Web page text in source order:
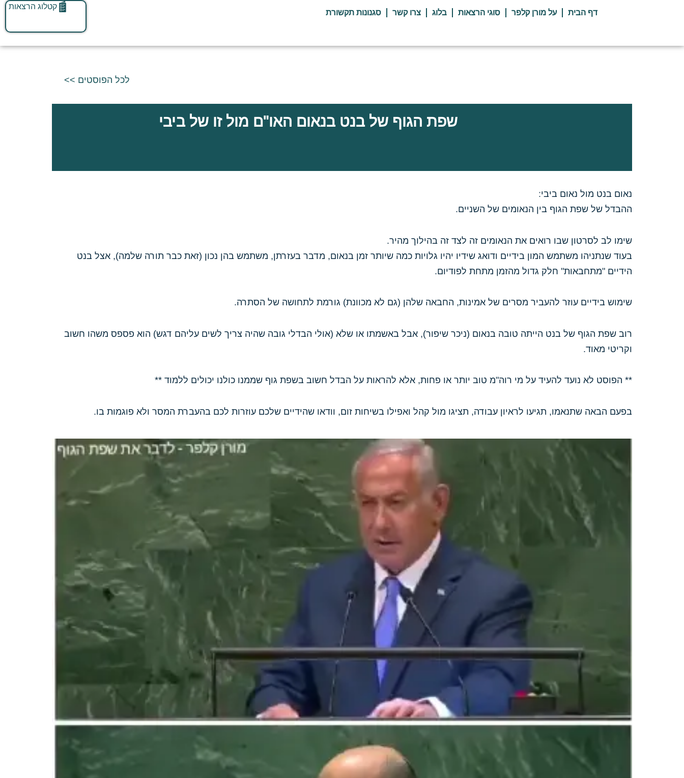
דף הבית על מורן קלפר סוגי הרצאות בלוג צרו קשר סגנונות תקשורת
קטלוג הרצאות
לכל הפוסטים >>
שפת הגוף של בנט בנאום האו"ם מול זו של ביבי
נאום בנט מול נאום ביבי:
ההבדל של שפת הגוף בין הנאומים של השניים.
שימו לב לסרטון שבו רואים את הנאומים זה לצד זה בהילוך מהיר.
בעוד שנתניהו משתמש המון בידיים ודואג שידיו יהיו גלויות כמה שיותר זמן בנאום, מדבר בעזרתן, משתמש בהן נכון (זאת כבר תורה שלמה), אצל בנט
הידיים "מתחבאות" חלק גדול מהזמן מתחת לפודיום.
שימוש בידיים עוזר להעביר מסרים של אמינות, החבאה שלהן (גם לא מכוונת) גורמת לתחושה של הסתרה.
רוב שפת הגוף של בנט הייתה טובה בנאום (ניכר שיפור), אבל באשמתו או שלא (אולי הבדלי גובה שהיה צריך לשים עליהם דגש) הוא פספס משהו חשוב
וקריטי מאוד.
** הפוסט לא נועד להעיד על מי רוה"מ טוב יותר או פחות, אלא להראות על הבדל חשוב בשפת גוף שממנו כולנו יכולים ללמוד **
בפעם הבאה שתנאמו, תגיעו לראיון עבודה, תציגו מול קהל ואפילו בשיחות זום, וודאו שהידיים שלכם עוזרות לכם בהעברת המסר ולא פוגמות בו.